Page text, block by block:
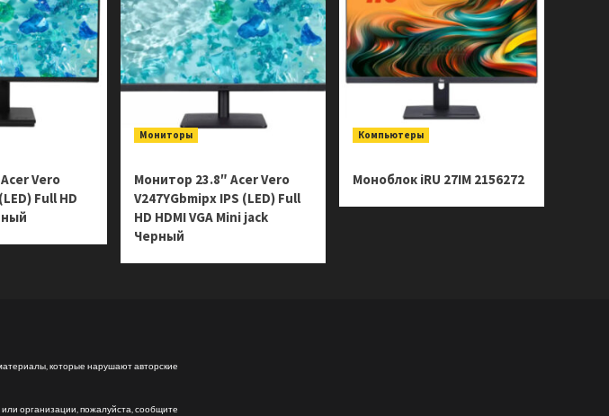
Vero
Full HD
Мониторы
Монитор 23.8″ Acer Vero
V247YGbmipx IPS (LED) Full
HD HDMI VGA Mini jack
Черный
Компьютеры
Моноблок iRU 27IM 2156272
которые нарушают авторские
организации, пожалуйста, сообщите